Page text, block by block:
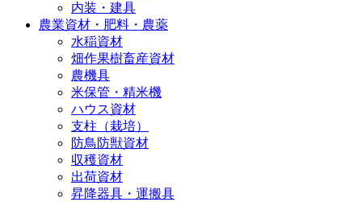
内装・建具
農業資材・肥料・農薬
水稲資材
畑作果樹畜産資材
農機具
米保管・精米機
ハウス資材
支柱（栽培）
防鳥防獣資材
収穫資材
出荷資材
昇降器具・運搬具